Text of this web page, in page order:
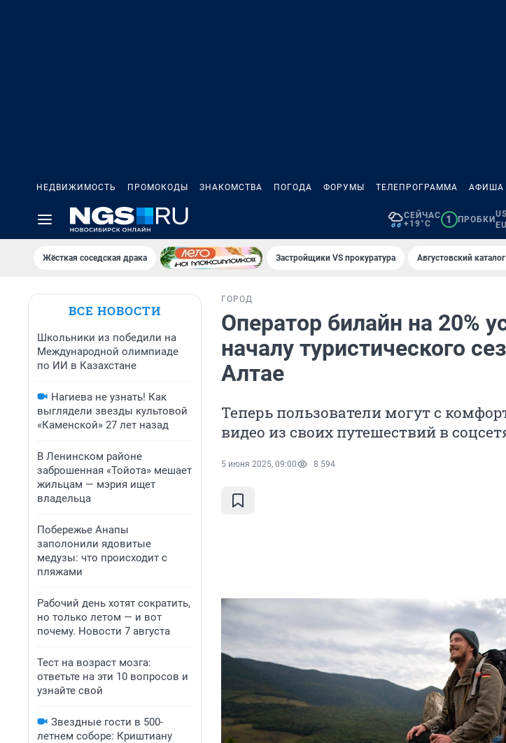
НЕДВИЖИМОСТЬ ПРОМОКОДЫ ЗНАКОМСТВА ПОГОДА ФОРУМЫ ТЕЛЕПРОГРАММА АФИША
СЕЙЧАС
+19°C
1 ПРОБКИ
Жёсткая соседская драка Застройщики VS прокуратура Августовский
ВСЕ НОВОСТИ
Школьники из победили на
Международной олимпиаде
по ИИ в Казахстане
Нагиева не узнать! Как
выглядели звезды культовой
«Каменской» 27 лет назад
В Ленинском районе
заброшенная «Тойота» мешает
жильцам — мэрия ищет
владельца
Побережье Анапы
заполонили ядовитые
медузы: что происходит с
пляжами
Рабочий день хотят сократить,
но только летом — и вот
почему. Новости 7 августа
Тест на возраст мозга:
ответьте на эти 10 вопросов и
узнайте свой
Звездные гости в 500-
летнем соборе: Криштиану
ГОРОД
Оператор билайн на 20%
началу туристического
Алтае
Теперь пользователи могут с
видео из своих путешествий в
5 июня 2025, 09:00 8 594